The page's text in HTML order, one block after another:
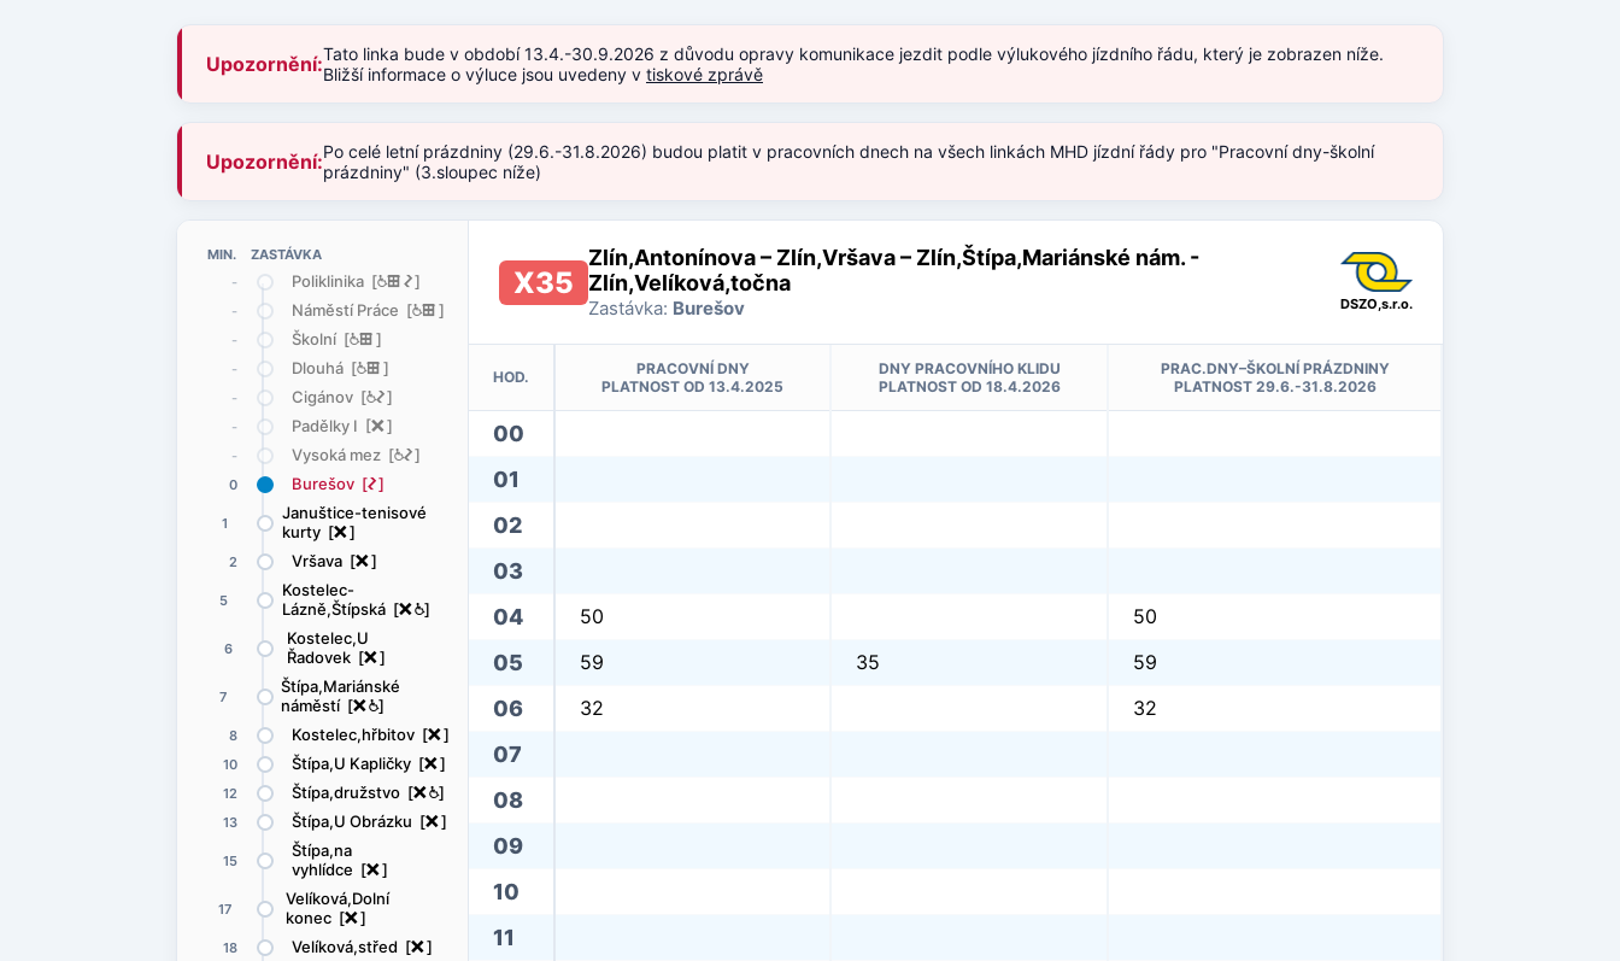
Upozornění:Tato linka bude v období 13.4.-30.9.2026 z důvodu opravy komunikace jezdit podle výlukového jízdního řádu, který je zobrazen níže.
Bližší informace o výluce jsou uvedeny v tiskové zprávě
Upozornění:Po celé letní prázdniny (29.6.-31.8.2026) budou platit v pracovních dnech na všech linkách MHD jízdní řády pro "Pracovní dny-školní
prázdniny" (3.sloupec níže)
MIN. ZASTÁVKA
-
Poliklinika [@æó]
- Náměstí Práce [@æ]
- Školní [@æ]
- Dlouhá [@æ]
- Cigánov [@ó]
- Padělky I [ë]
- Vysoká mez [@ó]
0 Burešov [ó]
1
Januštice-tenisové
kurty [ë]
2 Vršava [ë]
5
Kostelec-
Lázně,Štípská [ë@]
6
Kostelec,U
Řadovek [ë]
7
Štípa,Mariánské
náměstí [ë@]
8 Kostelec,hřbitov [ë]
10 Štípa,U Kapličky [ë]
12 Štípa,družstvo [ë@]
13 Štípa,U Obrázku [ë]
15
Štípa,na
vyhlídce [ë]
17
Velíková,Dolní
konec [ë]
18 Velíková,střed [ë]
X35
Zlín,Antonínova – Zlín,Vršava – Zlín,Štípa,Mariánské nám. -
Zlín,Velíková,točna
Zastávka: Burešov DSZO,s.r.o.
HOD.
PRACOVNÍ DNY
PLATNOST OD 13.4.2025
DNY PRACOVNÍHO KLIDU
PLATNOST OD 18.4.2026
PRAC.DNY–ŠKOLNÍ PRÁZDNINY
PLATNOST 29.6.-31.8.2026
00
01
02
03
04
50 50
05 59 35 59
06 32 32
07
08
09
10
11